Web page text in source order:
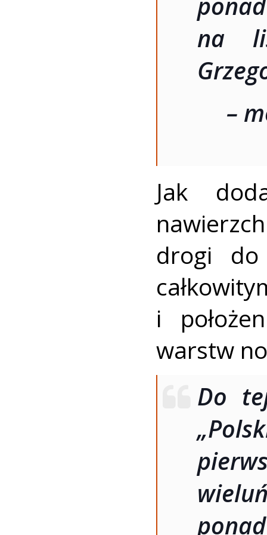
na
–
Jak
drogi do
i
warstw
Do